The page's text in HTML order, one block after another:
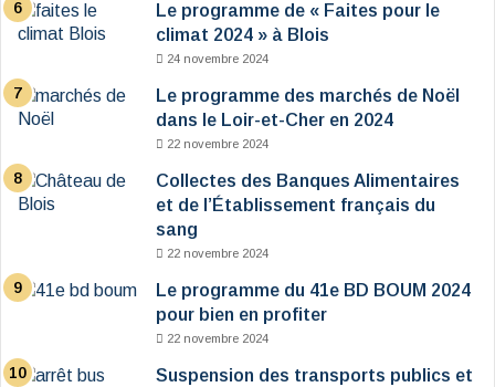
Le programme de « Faites pour le
climat 2024 » à Blois
24 novembre 2024
Le programme des marchés de Noël
dans le Loir-et-Cher en 2024
22 novembre 2024
Collectes des Banques Alimentaires
et de l’Établissement français du
sang
22 novembre 2024
Le programme du 41e BD BOUM 2024
pour bien en profiter
22 novembre 2024
Suspension des transports publics et